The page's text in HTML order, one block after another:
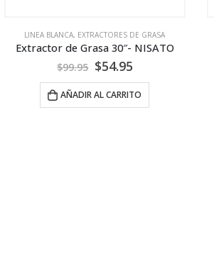
LINEA BLANCA, EXTRACTORES DE GRASA
Extractor de Grasa 30″- NISATO
$99.95 $54.95
AÑADIR AL CARRITO